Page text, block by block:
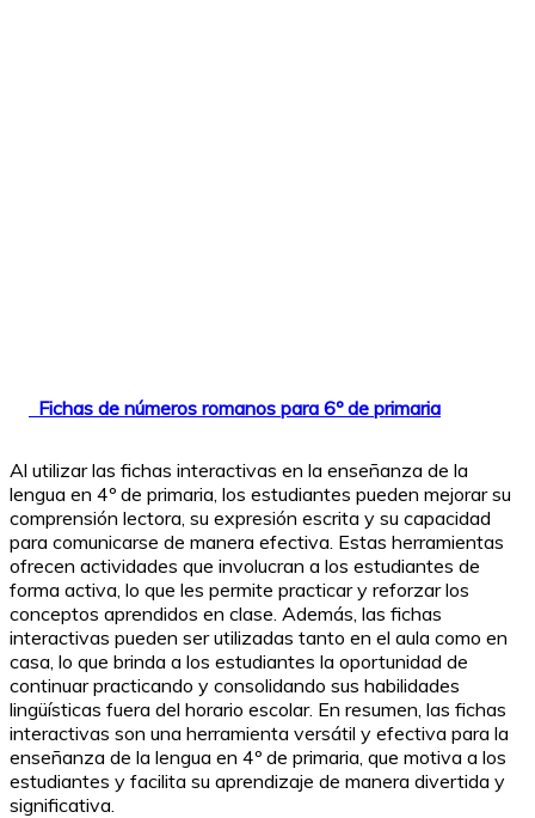
Fichas de números romanos para 6º de primaria
Al utilizar las fichas interactivas en la enseñanza de la
lengua en 4º de primaria, los estudiantes pueden mejorar su
comprensión lectora, su expresión escrita y su capacidad
para comunicarse de manera efectiva. Estas herramientas
ofrecen actividades que involucran a los estudiantes de
forma activa, lo que les permite practicar y reforzar los
conceptos aprendidos en clase. Además, las fichas
interactivas pueden ser utilizadas tanto en el aula como en
casa, lo que brinda a los estudiantes la oportunidad de
continuar practicando y consolidando sus habilidades
lingüísticas fuera del horario escolar. En resumen, las fichas
interactivas son una herramienta versátil y efectiva para la
enseñanza de la lengua en 4º de primaria, que motiva a los
estudiantes y facilita su aprendizaje de manera divertida y
significativa.